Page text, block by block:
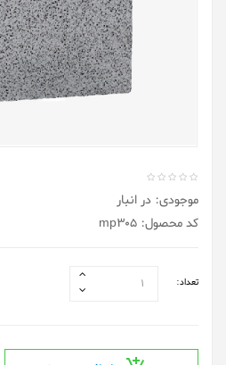
موجودی: در انبار
کد محصول: mp305
تعداد: